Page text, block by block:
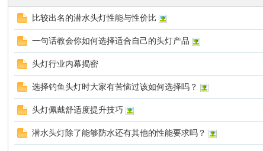
比较出名的潜水头灯性能与性价比
一句话教会你如何选择适合自己的头灯产品
头灯行业内幕揭密
选择钓鱼头灯时大家有苦恼过该如何选择吗？
头灯佩戴舒适度提升技巧
潜水头灯除了能够防水还有其他的性能要求吗？